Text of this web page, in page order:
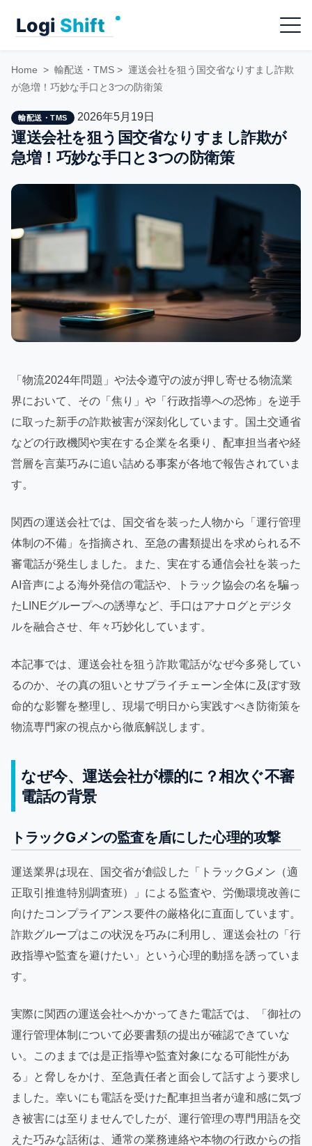
Menu
Home > 輸配送・TMS > 運送会社を狙う国交省なりすまし詐欺
が急増！巧妙な手口と3つの防衛策
輸配送・TMS 2026年5月19日
運送会社を狙う国交省なりすまし詐欺が
急増！巧妙な手口と3つの防衛策
「物流2024年問題」や法令遵守の波が押し寄せる物流業
界において、その「焦り」や「行政指導への恐怖」を逆手
に取った新手の詐欺被害が深刻化しています。国土交通省
などの行政機関や実在する企業を名乗り、配車担当者や経
営層を言葉巧みに追い詰める事案が各地で報告されていま
す。
関西の運送会社では、国交省を装った人物から「運行管理
体制の不備」を指摘され、至急の書類提出を求められる不
審電話が発生しました。また、実在する通信会社を装った
AI音声による海外発信の電話や、トラック協会の名を騙っ
たLINEグループへの誘導など、手口はアナログとデジタ
ルを融合させ、年々巧妙化しています。
本記事では、運送会社を狙う詐欺電話がなぜ今多発してい
るのか、その真の狙いとサプライチェーン全体に及ぼす致
命的な影響を整理し、現場で明日から実践すべき防衛策を
物流専門家の視点から徹底解説します。
なぜ今、運送会社が標的に？相次ぐ不審
電話の背景
トラックGメンの監査を盾にした心理的攻撃
運送業界は現在、国交省が創設した「トラックGメン（適
正取引推進特別調査班）」による監査や、労働環境改善に
向けたコンプライアンス要件の厳格化に直面しています。
詐欺グループはこの状況を巧みに利用し、運送会社の「行
政指導や監査を避けたい」という心理的動揺を誘っていま
す。
実際に関西の運送会社へかかってきた電話では、「御社の
運行管理体制について必要書類の提出が確認できていな
い。このままでは是正指導や監査対象になる可能性があ
る」と脅しをかけ、至急責任者と面会して話すよう要求し
ました。幸いにも電話を受けた配車担当者が違和感に気づ
き被害には至りませんでしたが、運行管理の専門用語を交
えた巧みな話術は、通常の業務連絡や本物の行政からの指